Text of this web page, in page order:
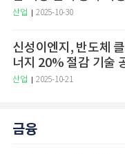
산업 2025-10-30
신성이엔지, 반도체
너지 20% 절감 기술
산업 2025-10-21
금융